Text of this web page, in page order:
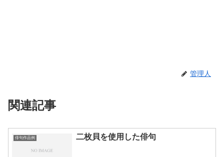
管理人
関連記事
俳句作品例 二枚貝を使用した俳句